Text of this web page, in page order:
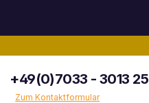
+49(0)7033 - 3013 25
Zum Kontaktformular